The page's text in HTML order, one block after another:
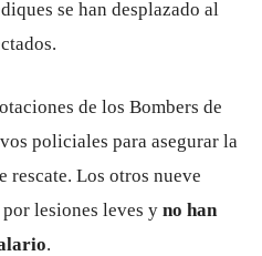
se han desplazado al
de los Bombers de
policiales para asegurar la
rescate. Los otros nueve
lesiones leves y no han
.